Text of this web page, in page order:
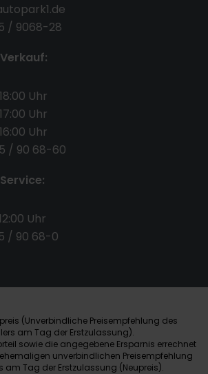
/ 9068-28
Uhr
Uhr
Uhr
/ 90 68-60
Uhr
/ 90 68-0
(Unverbindliche Preisempfehlung des
am Tag der Erstzulassung).
sowie die angegebene Ersparnis errechnet
unverbindlichen Preisempfehlung
am Tag der Erstzulassung (Neupreis).